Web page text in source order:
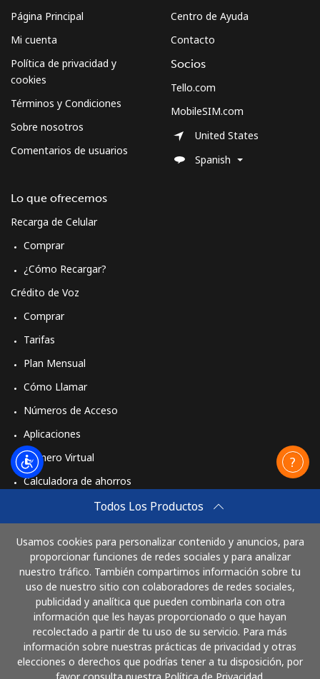
Todos Los Productos
Usamos cookies para personalizar contenido y anuncios, para
proporcionar funciones de redes sociales y para analizar
nuestro tráfico. También compartimos información sobre tu
uso de nuestro sitio con colaboradores de redes sociales,
publicidad y analítica que pueden combinarla con otra
información que les hayas proporcionado o que hayan
recolectado a partir de tu uso de su servicio. Para más
información sobre nuestras prácticas de privacidad y otras
elecciones o derechos que podrías tener a tu disposición, por
Página Principal
Mi cuenta
Política de privacidad y
cookies
Términos y Condiciones
Sobre nosotros
Comentarios de usuarios
Lo que ofrecemos
Recarga de Celular
Comprar
¿Cómo Recargar?
Crédito de Voz
Comprar
Tarifas
Plan Mensual
Cómo Llamar
Números de Acceso
Aplicaciones
Número Virtual
Calculadora de ahorros
Comprar
Cómo funciona
Centro de Ayuda
Contacto
Socios
Tello.com
MobileSIM.com
United States
Spanish
Paga con